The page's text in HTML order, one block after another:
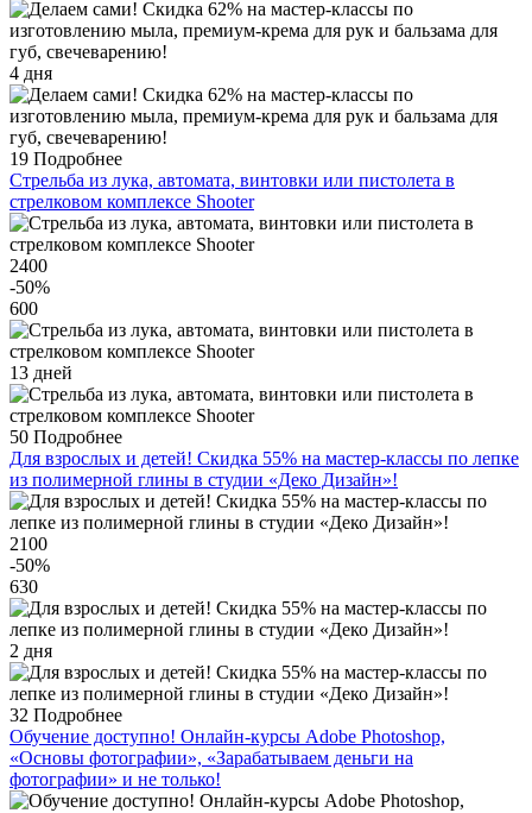
4 дня
19 Подробнее
Стрельба из лука, автомата, винтовки или пистолета в
стрелковом комплексе Shooter
2400
-50%
600
13 дней
50 Подробнее
Для взрослых и детей! Скидка 55% на мастер-классы по лепке
из полимерной глины в студии «Деко Дизайн»!
2100
-50%
630
2 дня
32 Подробнее
Обучение доступно! Онлайн-курсы Adobe Photoshop,
«Основы фотографии», «Зарабатываем деньги на
фотографии» и не только!